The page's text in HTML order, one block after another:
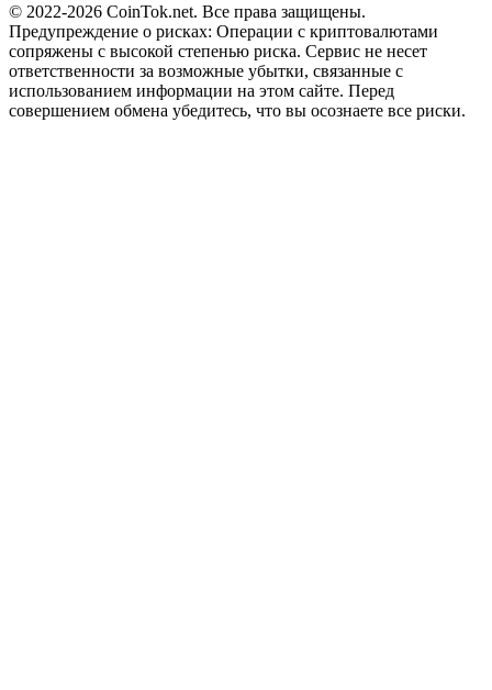
© 2022-2026 CoinTok.net. Все права защищены.
Предупреждение о рисках: Операции с криптовалютами
сопряжены с высокой степенью риска. Сервис не несет
ответственности за возможные убытки, связанные с
использованием информации на этом сайте. Перед
совершением обмена убедитесь, что вы осознаете все риски.